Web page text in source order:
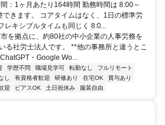
：1ヶ月あたり164時間 勤務時間は 8:00～
きます。 コアタイムはなく、1日の標準労
レキシブルタイムも同じく 8:0...
を拠点に、約80社の中小企業の人事労務を
る社労士法人です。 **他の事務所と違うとこ
・Google Wo...
学歴不問 職場見学可 転勤なし
フルリモート
し 有資格者歓迎 研修あり 在宅OK
賞与あり
迎 ピアスOK 土日祝休み 服装自由